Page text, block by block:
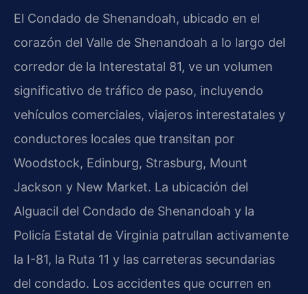
El Condado de Shenandoah, ubicado en el
corazón del Valle de Shenandoah a lo largo del
corredor de la Interestatal 81, ve un volumen
significativo de tráfico de paso, incluyendo
vehículos comerciales, viajeros interestatales y
conductores locales que transitan por
Woodstock, Edinburg, Strasburg, Mount
Jackson y New Market. La ubicación del
Alguacil del Condado de Shenandoah y la
Policía Estatal de Virginia patrullan activamente
la I-81, la Ruta 11 y las carreteras secundarias
del condado. Los accidentes que ocurren en